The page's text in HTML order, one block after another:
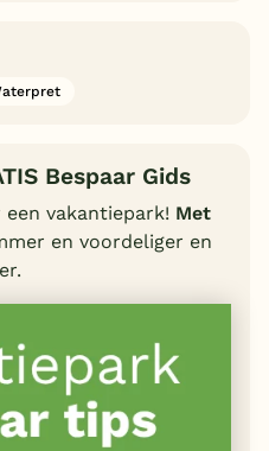
Bespaar Gids
vakantiepark! Met
en voordeliger en